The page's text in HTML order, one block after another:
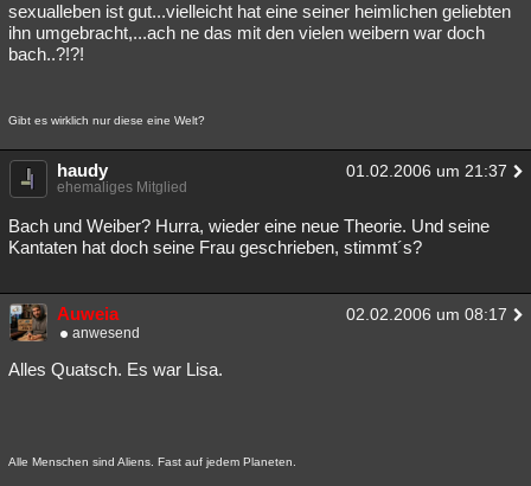
sexualleben ist gut...vielleicht hat eine seiner heimlichen geliebten
ihn umgebracht,...ach ne das mit den vielen weibern war doch
bach..?!?!
Gibt es wirklich nur diese eine Welt?
haudy 01.02.2006 um 21:37
ehemaliges Mitglied
Bach und Weiber? Hurra, wieder eine neue Theorie. Und seine
Kantaten hat doch seine Frau geschrieben, stimmt´s?
Auweia 02.02.2006 um 08:17
anwesend
Alles Quatsch. Es war Lisa.
Alle Menschen sind Aliens. Fast auf jedem Planeten.